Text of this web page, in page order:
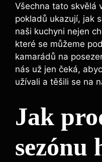
Všechna tato skvělá
pokladů ukazují, jak
naši kuchyni nejen
které se můžeme
kamarádů na
nás už jen čeká,
užívali a těšili se na
Jak
sezónu